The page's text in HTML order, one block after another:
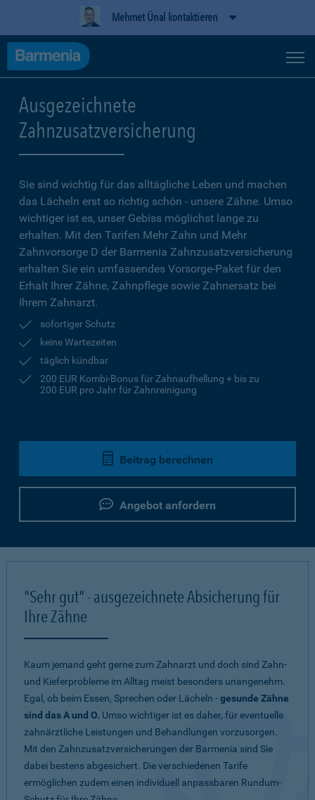
Mehmet Ünal kontaktieren
Ausgezeichnete
Zahnzusatzversicherung
Sie sind wichtig für das alltägliche Leben und machen
das Lächeln erst so richtig schön - unsere Zähne. Umso
wichtiger ist es, unser Gebiss möglichst lange zu
erhalten. Mit den Tarifen Mehr Zahn und Mehr
Zahnvorsorge D der Barmenia Zahnzusatzversicherung
erhalten Sie ein umfassendes Vorsorge-Paket für den
Erhalt Ihrer Zähne, Zahnpflege sowie Zahnersatz bei
Ihrem Zahnarzt.
sofortiger Schutz
keine Wartezeiten
täglich kündbar
200 EUR Kombi-Bonus für Zahnaufhellung + bis zu
200 EUR pro Jahr für Zahnreinigung
Beitrag berechnen
Angebot anfordern
"Sehr gut" - ausgezeichnete Absicherung für
Ihre Zähne
Kaum jemand geht gerne zum Zahnarzt und doch sind Zahn-
und Kieferprobleme im Alltag meist besonders unangenehm.
Egal, ob beim Essen, Sprechen oder Lächeln -gesunde Zähne
sind das A und O. Umso wichtiger ist es daher, für eventuelle
zahnärztliche Leistungen und Behandlungen vorzusorgen.
Mit den Zahnzusatzversicherungen der Barmenia sind Sie
dabei bestens abgesichert. Die verschiedenen Tarife
ermöglichen zudem einen individuell anpassbaren Rundum-